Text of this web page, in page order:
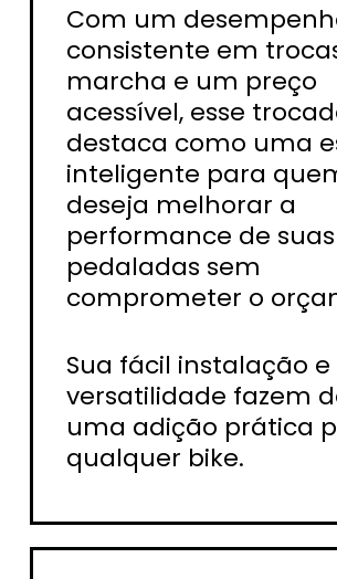
Com um
consistente em
marcha e um preço
acessível, esse
destaca como uma
inteligente para
deseja melhorar a
performance de suas
pedaladas sem
comprometer o
Sua fácil instalação e
versatilidade fazem
uma adição prática
qualquer bike.